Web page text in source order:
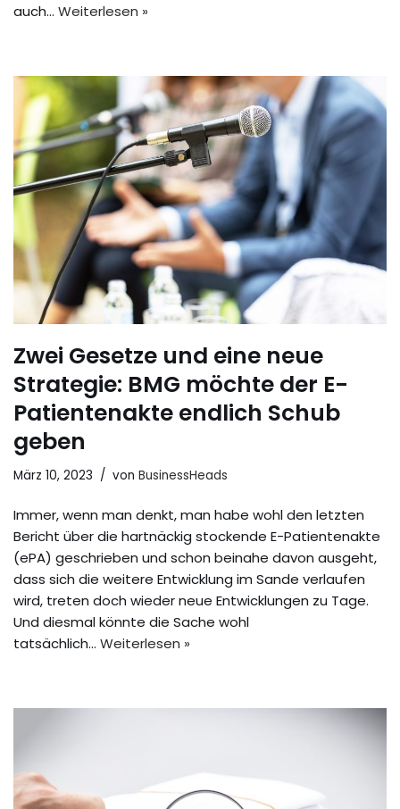
auch… Weiterlesen »
Zwei Gesetze und eine neue
Strategie: BMG möchte der E-
Patientenakte endlich Schub
geben
März 10, 2023 von BusinessHeads
Immer, wenn man denkt, man habe wohl den letzten
Bericht über die hartnäckig stockende E-Patientenakte
(ePA) geschrieben und schon beinahe davon ausgeht,
dass sich die weitere Entwicklung im Sande verlaufen
wird, treten doch wieder neue Entwicklungen zu Tage.
Und diesmal könnte die Sache wohl
tatsächlich… Weiterlesen »